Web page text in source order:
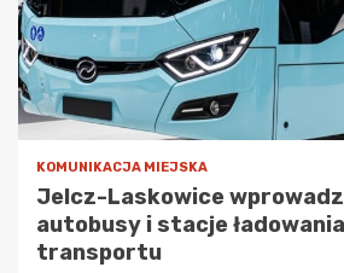
KOMUNIKACJA MIEJSKA
Jelcz-Laskowice
autobusy i stacje
transportu